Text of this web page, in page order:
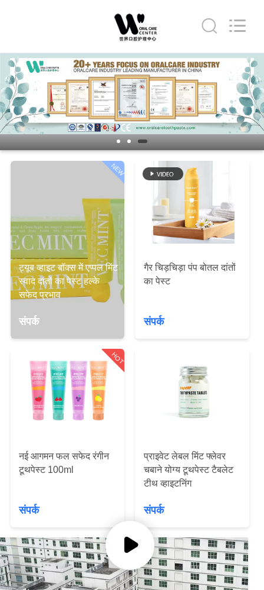
घर
उत्पादों
वीडियो
कारखाना
भ्रमण
गुणवत्ता
नियंत्रण
संपर्क
उद्धरण
करें
साइट
मैप
NEW
ट्यूब व्हाइट बॉक्स में एप्पल मिंट
स्वाद दांतों का पेस्ट हल्के
सफेद प्रभाव
संपर्क
गैर चिड़चिड़ा पंप बोतल दांतों
का पेस्ट
संपर्क
HOT
नई आगमन फल सफेद रंगीन
टूथपेस्ट 100ml
संपर्क
प्राइवेट लेबल मिंट फ्लेवर
चबाने योग्य टूथपेस्ट टैबलेट
टीथ व्हाइटनिंग
संपर्क